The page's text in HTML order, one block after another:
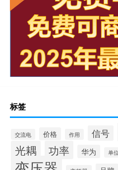
标签
交流电 价格 作用 信号
光耦 功率 华为 单位